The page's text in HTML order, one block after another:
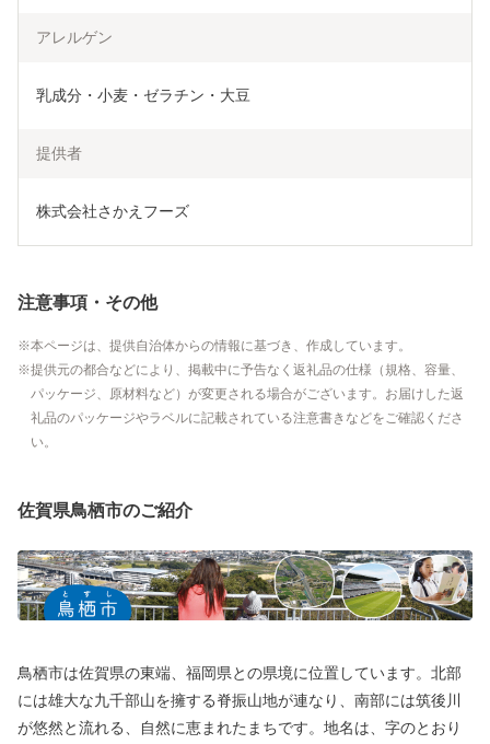
アレルゲン
乳成分・小麦・ゼラチン・大豆
提供者
株式会社さかえフーズ
注意事項・その他
本ページは、提供自治体からの情報に基づき、作成しています。
提供元の都合などにより、掲載中に予告なく返礼品の仕様（規格、容量、
パッケージ、原材料など）が変更される場合がございます。お届けした返
礼品のパッケージやラベルに記載されている注意書きなどをご確認くださ
い。
佐賀県鳥栖市のご紹介
鳥栖市は佐賀県の東端、福岡県との県境に位置しています。北部
には雄大な九千部山を擁する脊振山地が連なり、南部には筑後川
が悠然と流れる、自然に恵まれたまちです。地名は、字のとおり